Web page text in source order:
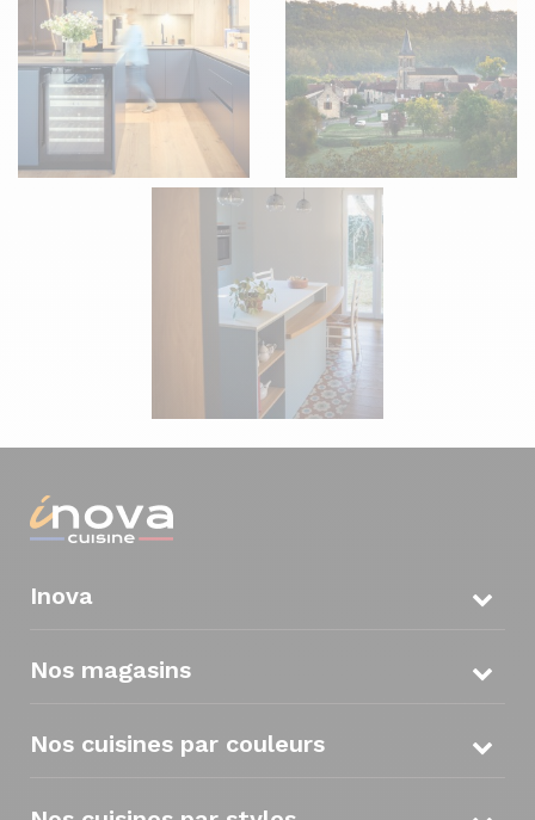
Inova
Nos magasins
Nos cuisines par couleurs